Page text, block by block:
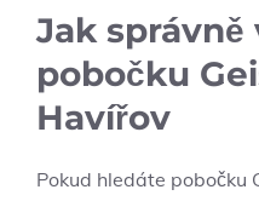
Jak
pobočku
Havířov
Pokud hledáte pobočku